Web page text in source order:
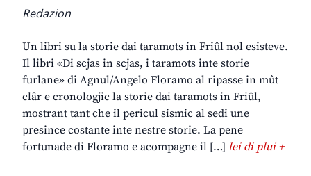
Redazion
Un libri su la storie dai taramots in Friûl nol esisteve.
Il libri «Di scjas in scjas, i taramots inte storie
furlane» di Agnul/Angelo Floramo al ripasse in mût
clâr e cronologjic la storie dai taramots in Friûl,
mostrant tant che il pericul sismic al sedi une
presince costante inte nestre storie. La pene
fortunade di Floramo e acompagne il […] lei di plui +